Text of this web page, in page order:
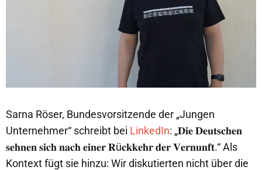
Sarna Röser, Bundesvorsitzende der „Jungen
Unternehmer“ schreibt bei LinkedIn: „𝐃𝐢𝐞 𝐃𝐞𝐮𝐭𝐬𝐜𝐡𝐞𝐧
𝐬𝐞𝐡𝐧𝐞𝐧 𝐬𝐢𝐜𝐡 𝐧𝐚𝐜𝐡 𝐞𝐢𝐧𝐞𝐫 𝐑ü𝐜𝐤𝐤𝐞𝐡𝐫 𝐝𝐞𝐫 𝐕𝐞𝐫𝐧𝐮𝐧𝐟𝐭.“ Als
Kontext fügt sie hinzu: Wir diskutierten nicht über die